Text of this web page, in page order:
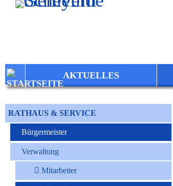
Zum Inhalt,zur Navigationoder
AKTUELLES
RATHAUS & SERVICE
Bürgermeister
Verwaltung
Mitarbeiter